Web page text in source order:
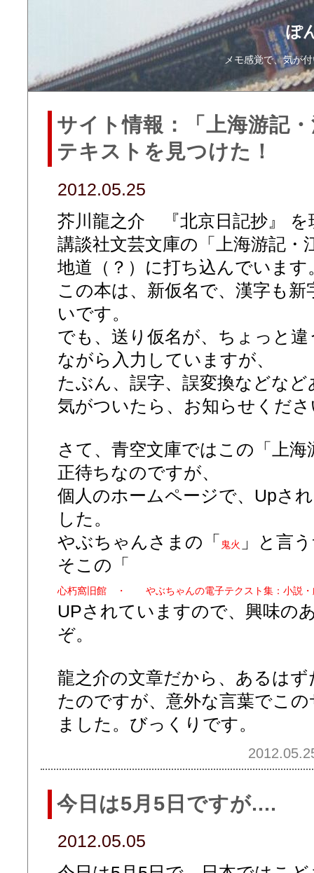
ぽ
メモ感覚で、気が
サイト情報：「上海游記
テキストを見つけた！
2012.05.25
芥川龍之介 『北京日記抄』 を
講談社文芸文庫の「上海游記・
地道（？）に打ち込んでいます
この本は、新仮名で、漢字も
いです。
でも、送り仮名が、ちょっと
ながら入力していますが、
たぶん、誤字、誤変換などな
気がついたら、お知らせくだ
さて、青空文庫ではこの「上
正待ちなのですが、
個人のホームページで、Upさ
した。
やぶちゃんさまの「
鬼火
」と言
そこの「
心朽窩旧館 ・ やぶちゃんの電子テクスト集：小説・
UPされていますので、興味の
ぞ。
龍之介の文章だから、あるは
たのですが、意外な言葉でこ
ました。びっくりです。
今日は5月5日ですが....
2012.05.05